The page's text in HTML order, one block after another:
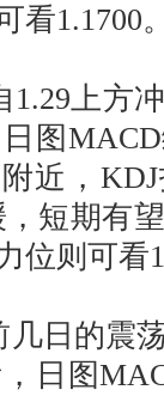
看1.1700
上方
图
近，
短期有
位则可看
日的震
日图